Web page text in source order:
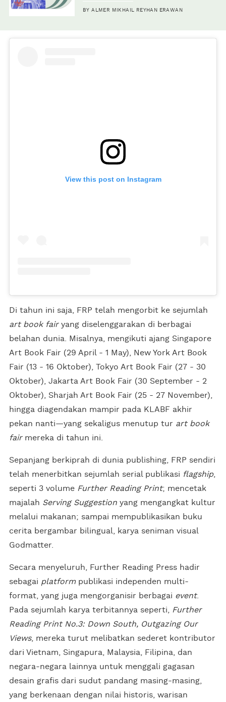
BY ALMER MIKHAIL REYHAN ERAWAN
View this post on Instagram
Di tahun ini saja, FRP telah mengorbit ke sejumlah
art book fairyang diselenggarakan di berbagai
belahan dunia. Misalnya, mengikuti ajang Singapore
Art Book Fair (29 April - 1 May), New York Art Book
Fair (13 - 16 Oktober), Tokyo Art Book Fair (27 - 30
Oktober), Jakarta Art Book Fair (30 September - 2
Oktober), Sharjah Art Book Fair (25 - 27 November),
hingga diagendakan mampir pada KLABF akhir
pekan nanti—yang sekaligus menutup tur art book
fairmereka di tahun ini.
Sepanjang berkiprah di dunia publishing, FRP sendiri
telah menerbitkan sejumlah serial publikasi flagship,
seperti 3 volume Further Reading Print; mencetak
majalah Serving Suggestion yang mengangkat kultur
melalui makanan; sampai mempublikasikan buku
cerita bergambar bilingual, karya seniman visual
Godmatter.
Secara menyeluruh, Further Reading Press hadir
sebagai platformpublikasi independen multi-
format, yang juga mengorganisir berbagai event.
Pada sejumlah karya terbitannya seperti, Further
Reading Print No.3: Down South, Outgazing Our
Views, mereka turut melibatkan sederet kontributor
dari Vietnam, Singapura, Malaysia, Filipina, dan
negara-negara lainnya untuk menggali gagasan
desain grafis dari sudut pandang masing-masing,
yang berkenaan dengan nilai historis, warisan